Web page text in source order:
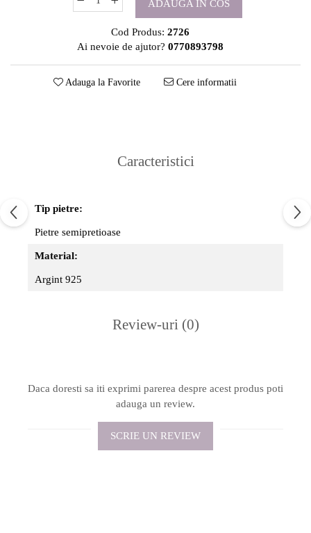
ADAUGA IN COS
Cod Produs: 2726
Ai nevoie de ajutor? 0770893798
Adauga la Favorite Cere informatii
Caracteristici
Tip pietre:
Pietre semipretioase
Material:
Argint 925
Review-uri (0)
Daca doresti sa iti exprimi parerea despre acest produs poti
adauga un review.
SCRIE UN REVIEW